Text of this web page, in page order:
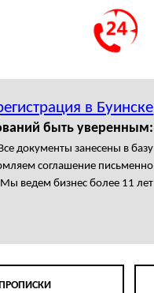
в Буинске
быть уверенным:
документы занесены в базу
соглашение письменно
Мы ведем бизнес более 11 лет